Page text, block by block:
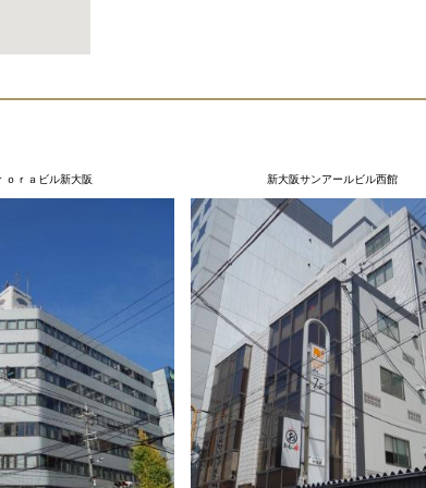
ｏｒａビル新大阪 新大阪サンアールビル西館